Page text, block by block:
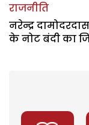
राजनीति
नरेन्द्र
के नोट बंदी का